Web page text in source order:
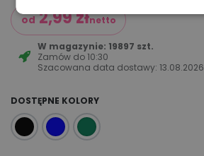
od 2,99złnetto
W magazynie: 19897 szt.
Zamów do 10:30
Szacowana data dostawy:13.08.2026
DOSTĘPNE KOLORY